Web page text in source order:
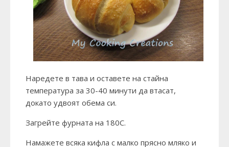
Наредете в тава и оставете на стайна
температура за 30-40 минути да втасат,
докато удвоят обема си.
Загрейте фурната на 180С.
Намажете всяка кифла с малко прясно мляко и